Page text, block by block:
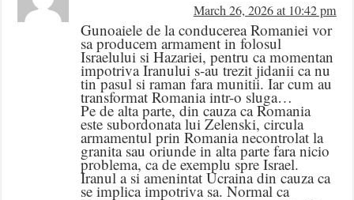
March 26, 2026 at 10:42 pm
Gunoaiele de la conducerea Romaniei vor
sa producem armament in folosul
Israelului si Hazariei, pentru ca momentan
impotriva Iranului s-au trezit jidanii ca nu
tin pasul si raman fara munitii. Iar cum au
transformat Romania intr-o sluga…
Pe de alta parte, din cauza ca Romania
este subordonata lui Zelenski, circula
armamentul prin Romania necontrolat la
granita sau oriunde in alta parte fara nicio
problema, ca de exemplu spre Israel.
Iranul a si amenintat Ucraina din cauza ca
se implica impotriva sa. Normal ca